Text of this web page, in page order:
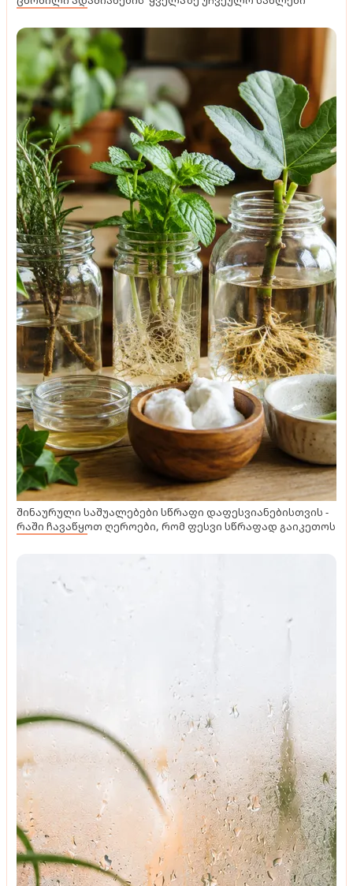
შინაურული საშუალებები სწრაფი დაფესვიანებისთვის -
რაში ჩავაწყოთ ღეროები, რომ ფესვი სწრაფად გაიკეთოს